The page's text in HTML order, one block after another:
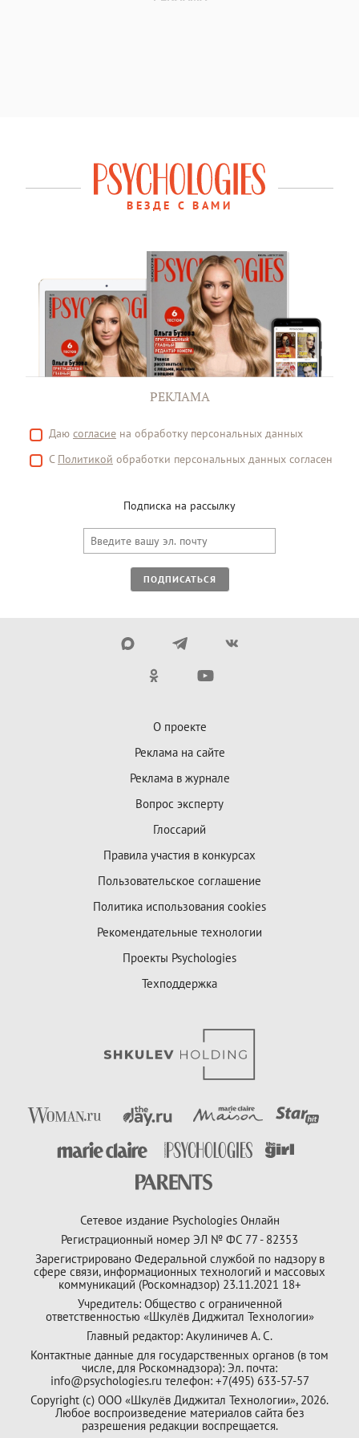
ВЕЗДЕ С ВАМИ
РЕКЛАМА
Даю согласие на обработку персональных данных
С Политикой обработки персональных данных согласен
Подписка на рассылку
ПОДПИСАТЬСЯ
О проекте
Реклама на сайте
Реклама в журнале
Вопрос эксперту
Глоссарий
Правила участия в конкурсах
Пользовательское соглашение
Политика использования cookies
Рекомендательные технологии
Проекты Psychologies
Техподдержка
Сетевое издание Psychologies Онлайн
Регистрационный номер ЭЛ № ФС 77 - 82353
Зарегистрировано Федеральной службой по надзору в
сфере связи, информационных технологий и массовых
коммуникаций (Роскомнадзор) 23.11.2021 18+
Учредитель: Общество с ограниченной
ответственностью «Шкулёв Диджитал Технологии»
Главный редактор: Акулиничев А. С.
Контактные данные для государственных органов (в том
числе, для Роскомнадзора): Эл. почта:
info@psychologies.ru телефон: +7(495) 633-57-57
Copyright (с) ООО «Шкулёв Диджитал Технологии», 2026.
Любое воспроизведение материалов сайта без
разрешения редакции воспрещается.